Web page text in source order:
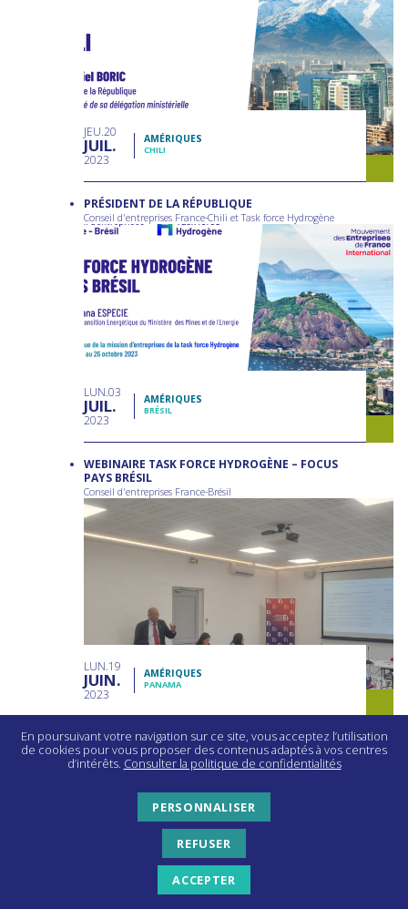
JEU 20
JUIL
2023
AMÉRIQUES
CHILI
PRÉSIDENT DE LA RÉPUBLIQUE
Conseil d'entreprises France-Chili et Task force Hydrogène
LUN 03
JUIL
2023
AMÉRIQUES
BRÉSIL
WEBINAIRE TASK FORCE HYDROGÈNE – FOCUS
PAYS BRÉSIL
Conseil d'entreprises France-Brésil
LUN 19
JUIN
2023
AMÉRIQUES
PANAMA
MINISTRE DE L’ECONOMIE ET DES FINANCES
Conseil d'entreprises France-Amérique centrale et Caraïbes
En poursuivant votre navigation sur ce site, vous acceptez l’utilisation
de cookies pour vous proposer des contenus adaptés à vos centres
d’intérêts. Consulter la politique de confidentialités
PERSONNALISER
REFUSER
ACCEPTER